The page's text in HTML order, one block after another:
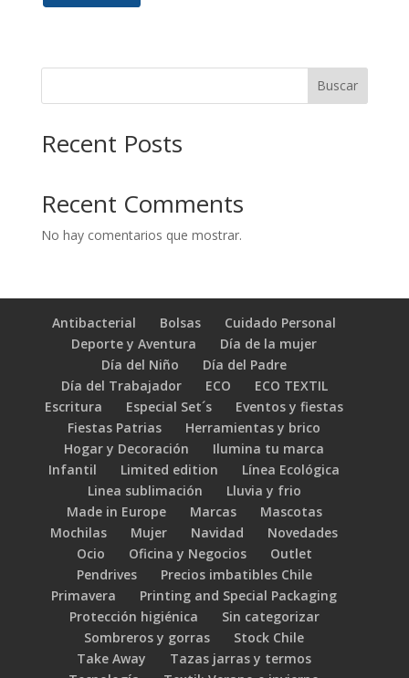
Buscar
Recent Posts
Recent Comments
No hay comentarios que mostrar.
Antibacterial Bolsas
Cuidado Personal
Deporte y Aventura
Día de la mujer
Día del Niño
Día del Padre
Día del Trabajador
ECO
ECO TEXTIL
Escritura
Especial Set´s
Eventos y fiestas
Fiestas Patrias
Herramientas y brico
Hogar y Decoración
Ilumina tu marca
Infantil
Limited edition
Línea Ecológica
Linea sublimación
Lluvia y frio
Made in Europe
Marcas
Mascotas
Mochilas
Mujer Navidad
Novedades
Ocio
Oficina y Negocios
Outlet
Pendrives
Precios imbatibles Chile
Primavera
Printing and Special Packaging
Protección higiénica
Sin categorizar
Sombreros y gorras
Stock Chile
Take Away
Tazas jarras y termos